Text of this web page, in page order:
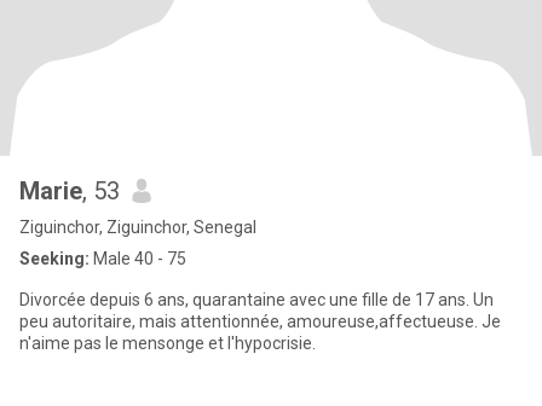
Marie, 53
Ziguinchor, Ziguinchor, Senegal
Seeking: Male 40 - 75
Divorcée depuis 6 ans, quarantaine avec une fille de 17 ans. Un
peu autoritaire, mais attentionnée, amoureuse,affectueuse. Je
n'aime pas le mensonge et l'hypocrisie.